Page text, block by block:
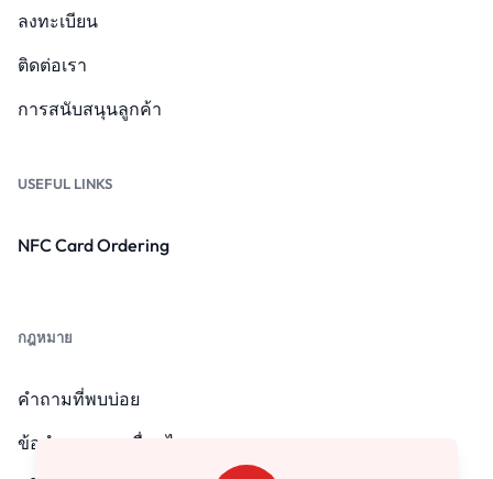
ลงทะเบียน
ติดต่อเรา
การสนับสนุนลูกค้า
USEFUL LINKS
NFC Card Ordering
กฎหมาย
คำถามที่พบบ่อย
ข้อกำหนดและเงื่อนไข